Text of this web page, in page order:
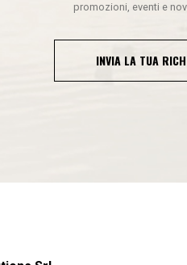
promozioni, eventi e
INVIA LA TUA